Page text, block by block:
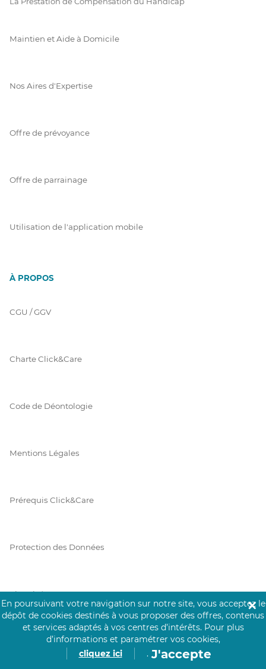
Maintien et Aide à Domicile
Nos Aires d'Expertise
Offre de prévoyance
Offre de parrainage
Utilisation de l'application mobile
À PROPOS
CGU / GGV
Charte Click&Care
Code de Déontologie
Mentions Légales
Prérequis Click&Care
Protection des Données
Vie Privée
PAIEMENT SÉCURISÉ
En poursuivant votre navigation sur notre site, vous acceptez le
dépôt de cookies destinés à vous proposer des offres, contenus
et services adaptés à vos centres d’intérêts. Pour plus
d’informations et paramétrer vos cookies,
cliquez ici
. J'accepte
✕